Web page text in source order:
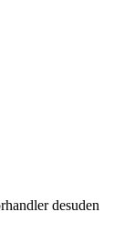
desuden